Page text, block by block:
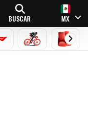
BUSCAR MX
FÓRMULA 1CICLISMOBOXEO